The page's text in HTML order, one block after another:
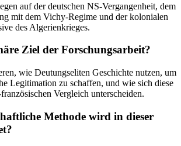
auf der deutschen NS-Vergangenheit, dem
mit dem Vichy-Regime und der kolonialen
des Algerienkrieges.
Ziel der Forschungsarbeit?
wie Deutungseliten Geschichte nutzen, um
Legitimation zu schaffen, und wie sich diese
Vergleich unterscheiden.
Methode wird in dieser